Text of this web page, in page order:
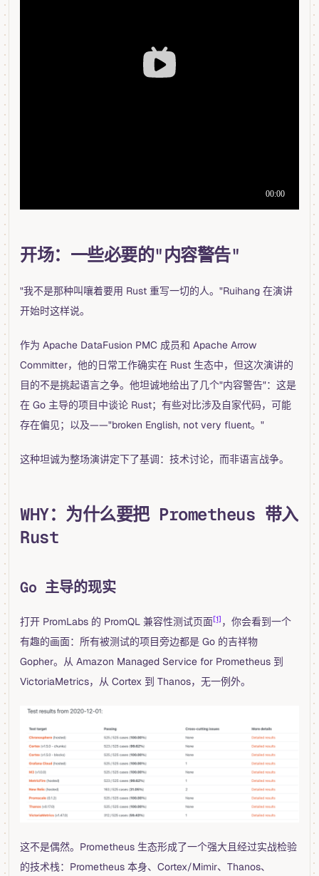
开场：一些必要的"内容警告"
"我不是那种叫嚷着要用 Rust 重写一切的人。"Ruihang 在演讲
开始时这样说。
作为 Apache DataFusion PMC 成员和 Apache Arrow
Committer，他的日常工作确实在 Rust 生态中，但这次演讲的
目的不是挑起语言之争。他坦诚地给出了几个"内容警告"：这是
在 Go 主导的项目中谈论 Rust；有些对比涉及自家代码，可能
存在偏见；以及——"broken English, not very fluent。"
这种坦诚为整场演讲定下了基调：技术讨论，而非语言战争。
WHY：为什么要把 Prometheus 带入
Rust
Go 主导的现实
打开 PromLabs 的 PromQL 兼容性测试页面[1] ，你会看到一个
有趣的画面：所有被测试的项目旁边都是 Go 的吉祥物
Gopher。从 Amazon Managed Service for Prometheus 到
VictoriaMetrics，从 Cortex 到 Thanos，无一例外。
这不是偶然。Prometheus 生态形成了一个强大且经过实战检验
的技术栈：Prometheus 本身、Cortex/Mimir、Thanos、